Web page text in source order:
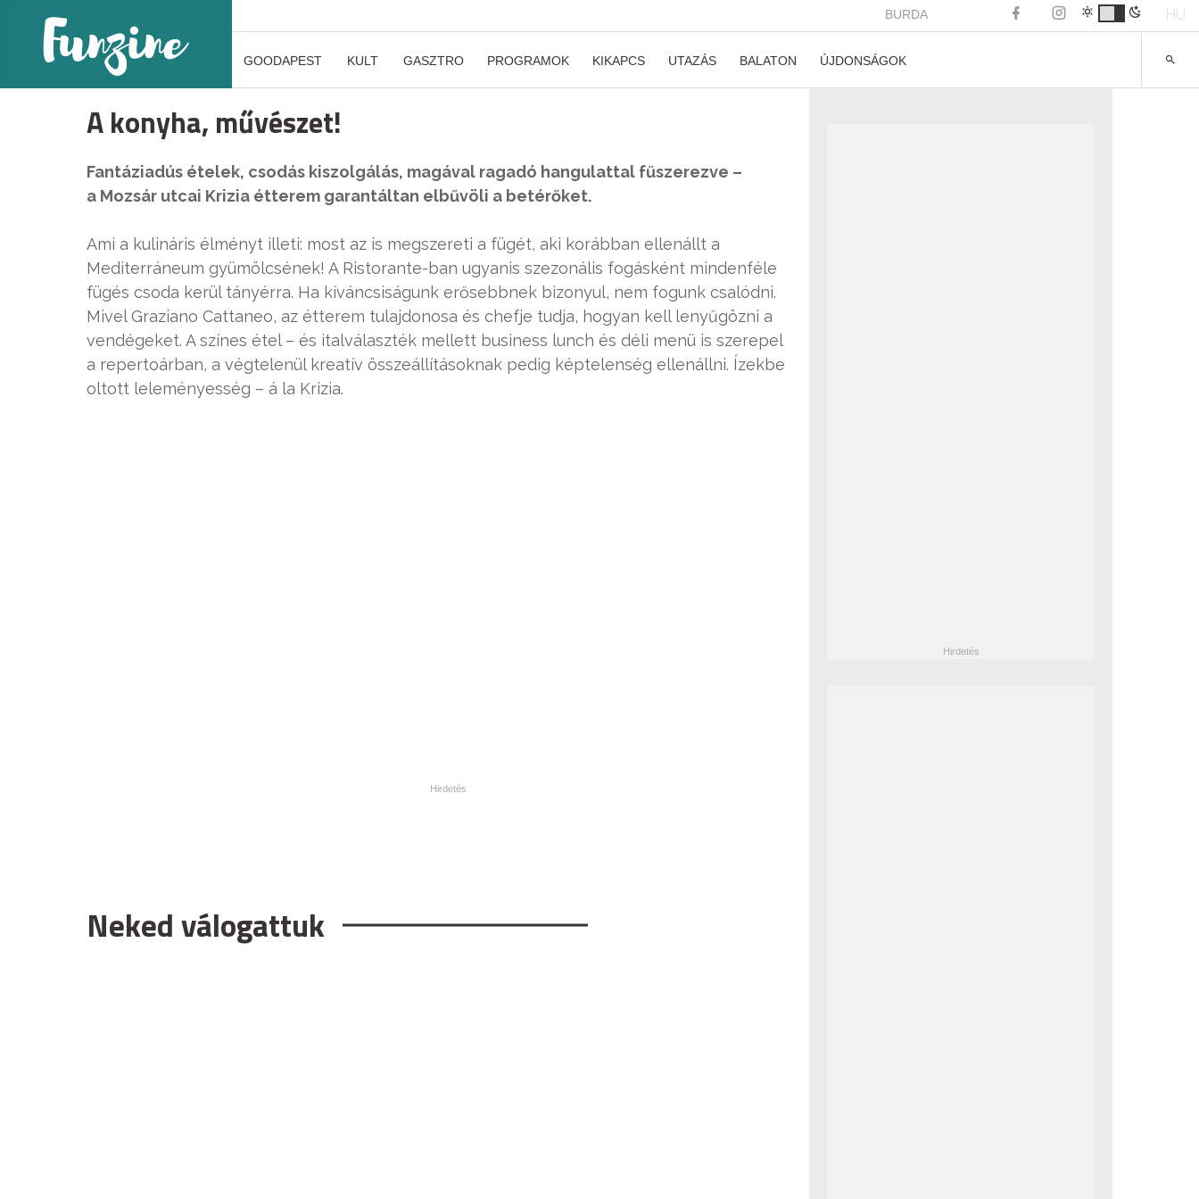
BURDA HU
GOODAPEST KULT GASZTRO PROGRAMOK KIKAPCS UTAZÁS BALATON ÚJDONSÁGOK
A konyha, művészet!
Fantáziadús ételek, csodás kiszolgálás, magával ragadó hangulattal fűszerezve –
a Mozsár utcai Krizia étterem garantáltan elbűvöli a betérőket.
Ami a kulináris élményt illeti: most az is megszereti a fügét, aki korábban ellenállt a
Mediterráneum gyümölcsének! A Ristorante-ban ugyanis szezonális fogásként mindenféle
fügés csoda kerül tányérra. Ha kíváncsiságunk erősebbnek bizonyul, nem fogunk csalódni.
Mivel Graziano Cattaneo, az étterem tulajdonosa és chefje tudja, hogyan kell lenyűgözni a
vendégeket. A színes étel – és italválaszték mellett business lunch és déli menü is szerepel
a repertoárban, a végtelenül kreatív összeállításoknak pedig képtelenség ellenállni. Ízekbe
oltott leleményesség – á la Krizia.
Neked válogattuk